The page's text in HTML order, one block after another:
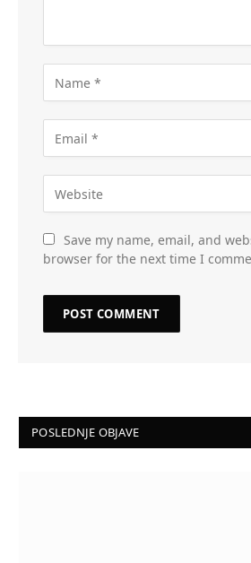
Save my name, email, and
browser for the next time I
POSLEDNJE OBJAVE